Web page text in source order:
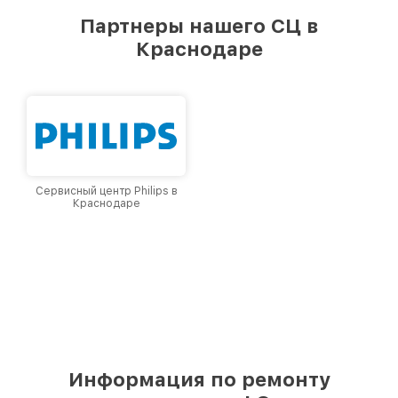
лучшим сервисным центром LG в городе
Краснодаре, постоянно повышая уровень
Партнеры нашего СЦ в
Краснодаре
Сервисный центр Philips в
Краснодаре
Информация по ремонту